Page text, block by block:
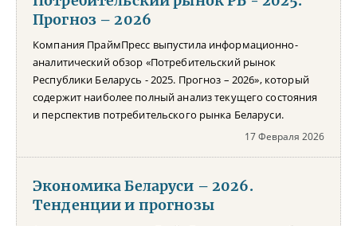
Прогноз – 2026
Компания ПраймПресс выпустила информационно-
аналитический обзор «Потребительский рынок
Республики Беларусь - 2025. Прогноз – 2026», который
содержит наиболее полный анализ текущего состояния
и перспектив потребительского рынка Беларуси.
17 Февраля 2026
Экономика Беларуси – 2026.
Тенденции и прогнозы